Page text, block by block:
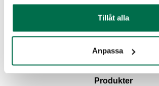
Tillåt alla
Anpassa
Om Safesil
Produkter